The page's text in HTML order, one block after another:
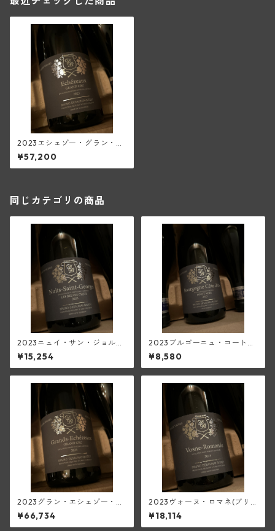
2023エシェゾー・グラン・ク
リュ(ブリューノ・デゾネイ・
ビセイ)
¥57,200
同じカテゴリの商品
2023ニュイ・サン・ジョルジ
ュ・レ・ベル・クロワ(ブリュ
ーノ・デゾネイ・ビセイ)
¥15,254
2023ブルゴーニュ・コート・
ドール(ブリューノ・デゾネ
イ・ビセイ)
¥8,580
2023グラン・エシェゾー・グ
ラン・クリュ(ブリューノ・デ
ゾネイ・ビセイ)
¥66,734
2023ヴォーヌ・ロマネ(ブリ
ューノ・デゾネイ・ビセイ)
¥18,114